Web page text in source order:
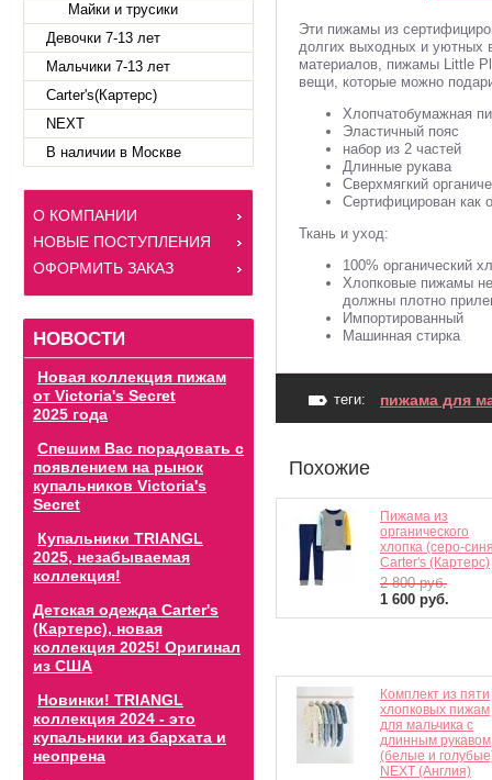
Майки и трусики
Девочки 7-13 лет
Мальчики 7-13 лет
Carter's(Картерс)
NEXT
В наличии в Москве
О КОМПАНИИ
НОВЫЕ ПОСТУПЛЕНИЯ
ОФОРМИТЬ ЗАКАЗ
НОВОСТИ
Новая коллекция пижам
от Victoria's Secret
2025 года
Спешим Вас порадовать с
появлением на рынок
купальников Victoria's
Secret
Купальники TRIANGL
2025, незабываемая
коллекция!
Детская одежда Carter's
(Картерс), новая
коллекция 2025! Оригинал
из США
Новинки! TRIANGL
коллекция 2024 - это
купальники из бархата и
неопрена
Эти пижамы из
долгих выходных и уютных
материалов, пижамы Little
вещи, которые можно
Хлопчатобумажная
Эластичный пояс
набор из 2 частей
Длинные рукава
Сверхмягкий
Сертифицирован как
Ткань и уход:
100% органический
Хлопковые пижамы
должны плотно
Импортированный
Машинная стирка
теги: пижама для
Похожие
Пижама из
органического
хлопка (серо-
Carter's (Картерс)
2 800руб.
1 600 руб.
Комплект из пяти
хлопковых пижам
для мальчика с
длинным рукавом
(белые и
NEXT (Англия)